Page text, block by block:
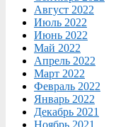
Август 2022
Июль 2022
Июнь 2022
Май 2022
Апрель 2022
Март 2022
Февраль 2022
Январь 2022
Декабрь 2021
Ноябрь 2021